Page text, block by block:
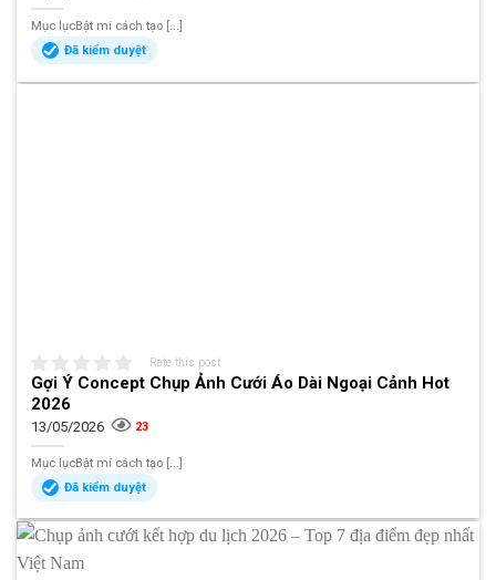
Mục lụcBật mí cách tạo [...]
Đã kiểm duyệt
Rate this post
Gợi Ý Concept Chụp Ảnh Cưới Áo Dài Ngoại Cảnh Hot
2026
13/05/2026 23
Mục lụcBật mí cách tạo [...]
Đã kiểm duyệt